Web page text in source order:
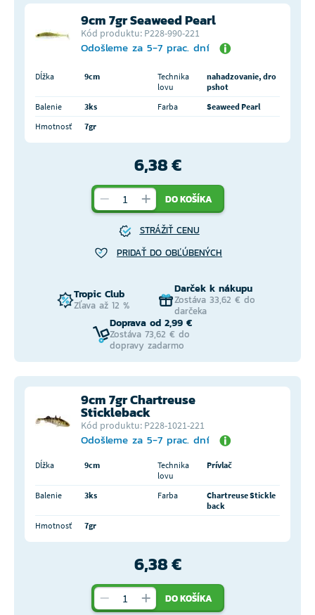
9cm 7gr Seaweed Pearl
Kód produktu: P228-990-221
Odošleme za 5-7 prac. dní
Dĺžka 9cm
Technika
lovu
nahadzovanie, dro
pshot
Balenie
3ks Farba
Seaweed Pearl
Hmotnosť
7gr
6,38 €
DO KOŠÍKA
STRÁŽIŤ CENU
PRIDAŤ DO OBĽÚBENÝCH
Tropic Club
Zľava až 12 %
Darček k nákupu
Zostáva 33,62 € do
darčeka
Doprava od 2,99 €
Zostáva 73,62 € do
dopravy zadarmo
9cm 7gr Chartreuse
Stickleback
Kód produktu: P228-1021-221
Odošleme za 5-7 prac. dní
Dĺžka 9cm
Technika
lovu
Prívlač
Balenie 3ks Farba
Chartreuse Stickle
back
Hmotnosť
7gr
6,38 €
DO KOŠÍKA